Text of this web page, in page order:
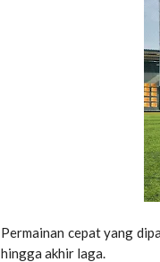
Permainan cepat yang
hingga akhir laga.